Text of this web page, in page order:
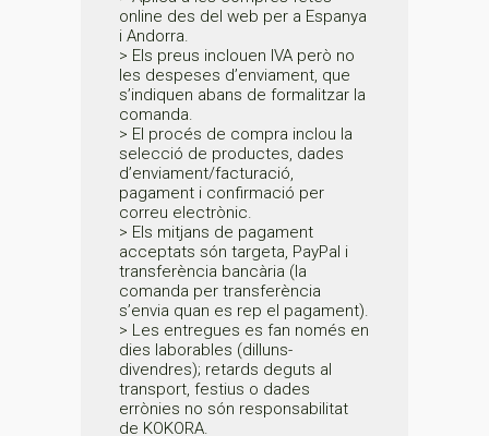
online des del web per a Espanya
i Andorra.
> Els preus inclouen IVA però no
les despeses d’enviament, que
s’indiquen abans de formalitzar la
comanda.
> El procés de compra inclou la
selecció de productes, dades
d’enviament/facturació,
pagament i confirmació per
correu electrònic.
> Els mitjans de pagament
acceptats són targeta, PayPal i
transferència bancària (la
comanda per transferència
s’envia quan es rep el pagament).
> Les entregues es fan només en
dies laborables (dilluns-
divendres); retards deguts al
transport, festius o dades
errònies no són responsabilitat
de KOKORA.